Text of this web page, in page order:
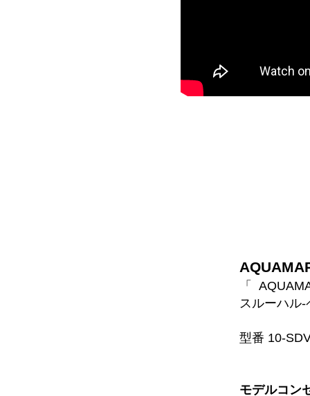
「
スルーハル
型番 10-
モデルコン